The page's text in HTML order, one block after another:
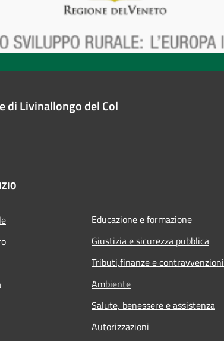
di Livinallongo del Col
Educazione e formazione
Giustizia e sicurezza pubblica
Tributi,finanze e contravvenzioni
Ambiente
Salute, benessere e assistenza
Autorizzazioni